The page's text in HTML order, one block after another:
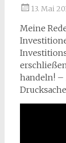
13. Mai
Meine
handeln! –